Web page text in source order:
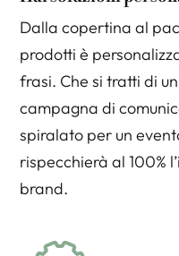
Dalla copertina al
prodotti è
frasi. Che si tratti di
campagna di
spiralato per un
rispecchierà al 100%
brand.